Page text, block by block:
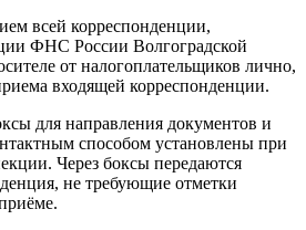
всей корреспонденции,
ФНС России Волгоградской
от налогоплательщиков лично,
входящей корреспонденции.
для направления документов и
способом установлены при
Через боксы передаются
не требующие отметки